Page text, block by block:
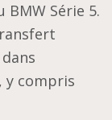
BMW Série 5.
y compris